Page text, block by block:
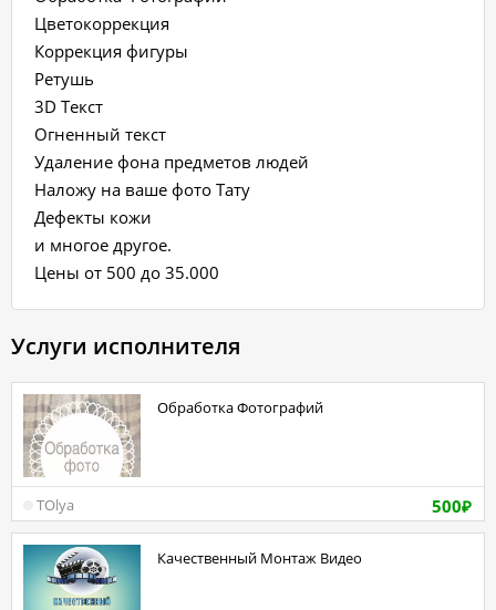
Цветокоррекция
Коррекция фигуры
Ретушь
3D Текст
Огненный текст
Удаление фона предметов людей
Наложу на ваше фото Тату
Дефекты кожи
и многое другое.
Цены от 500 до 35.000
Услуги исполнителя
Обработка Фотографий
500₽
TOlya
Качественный Монтаж Видео